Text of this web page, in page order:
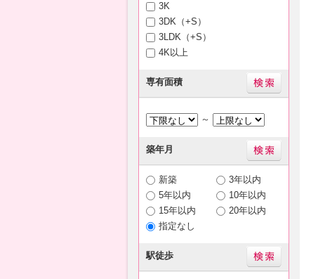
3K
3DK（+S）
3LDK（+S）
4K以上
専有面積
～
築年月
新築
3年以内
5年以内
10年以内
15年以内
20年以内
指定なし
駅徒歩